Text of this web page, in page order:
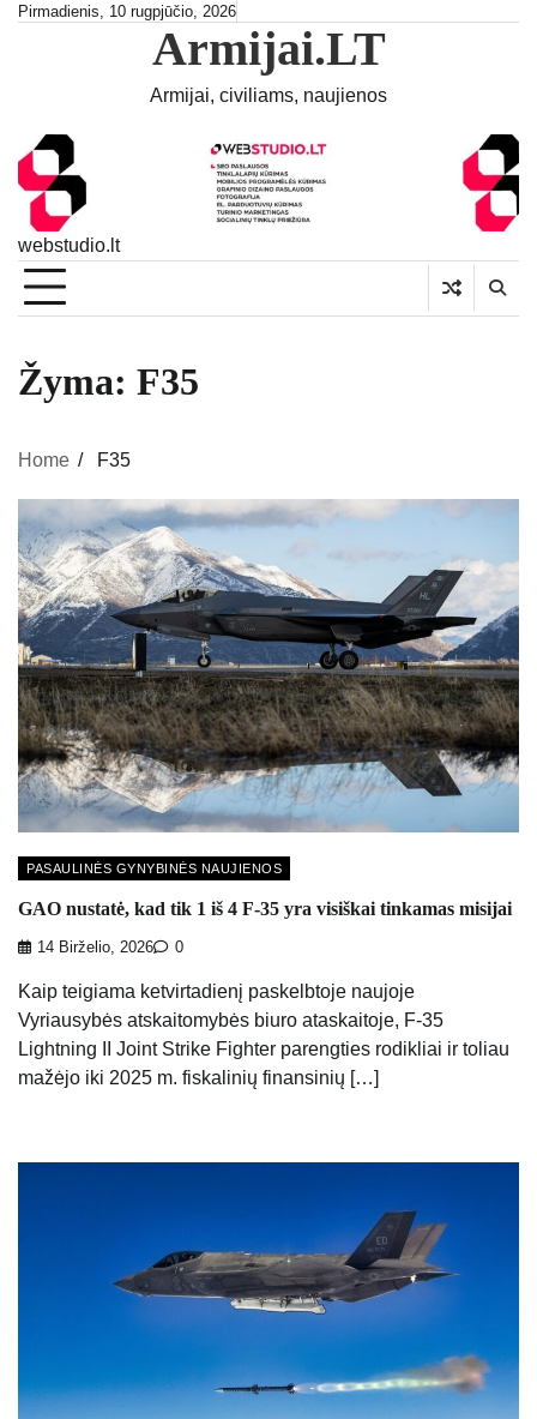
SkipPirmadienis, 10 rugpjūčio, 2026
Armijai.LT
Armijai, civiliams, naujienos
webstudio.lt
Žyma: F35
Home F35
PASAULINĖS GYNYBINĖS NAUJIENOS
GAO nustatė, kad tik 1 iš 4 F-35 yra visiškai tinkamas misijai
14 Birželio, 2026 0
Kaip teigiama ketvirtadienį paskelbtoje naujoje
Vyriausybės atskaitomybės biuro ataskaitoje, F-35
Lightning II Joint Strike Fighter parengties rodikliai ir toliau
mažėjo iki 2025 m. fiskalinių finansinių […]